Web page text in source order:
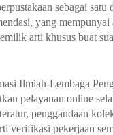
sebagai
yang
arti khusus buat
Ilmiah-Lembaga
pelayanan online
penggandaan
verifikasi pekerjaan